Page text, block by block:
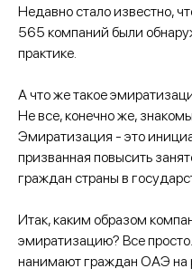
Недавно стало известно,
565 компаний были
практике.
А что же такое
Не все, конечно же,
Эмиратизация - это
призванная повысить
граждан страны в
Итак, каким образом
эмиратизацию? Все
нанимают граждан ОАЭ на